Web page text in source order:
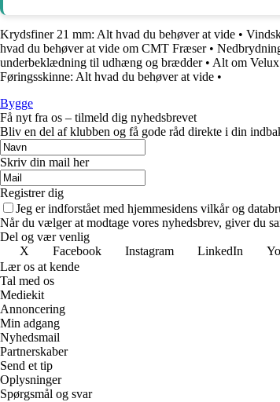
Krydsfiner 21 mm: Alt hvad du behøver at vide •
hvad du behøver at vide om CMT Fræser•
underbeklædning til udhæng og brædder• Alt om
Føringsskinne: Alt hvad du behøver at vide •
Bygge
Få nyt fra os – tilmeld dig nyhedsbrevet
Bliv en del af klubben og få gode råd direkte i din
Skriv din mail her
Registrer dig
Jeg er indforstået med hjemmesidens vilkår og
Når du vælger at modtage vores nyhedsbrev, giver du
Del og vær venlig
X
Facebook Instagram LinkedIn
Lær os at kende
Tal med os
Mediekit
Annoncering
Min adgang
Nyhedsmail
Partnerskaber
Send et tip
Oplysninger
Spørgsmål og svar